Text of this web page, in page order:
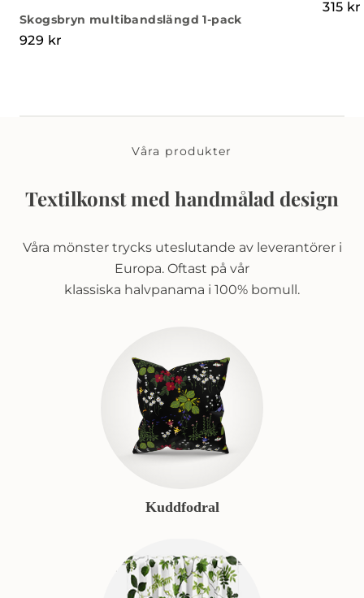
Skogsbryn multibandslängd 1-pack
929 kr
315 kr
Våra produkter
Textilkonst med handmålad design
Våra mönster trycks uteslutande av leverantörer i
Europa. Oftast på vår
klassiska halvpanama i 100% bomull.
Kuddfodral